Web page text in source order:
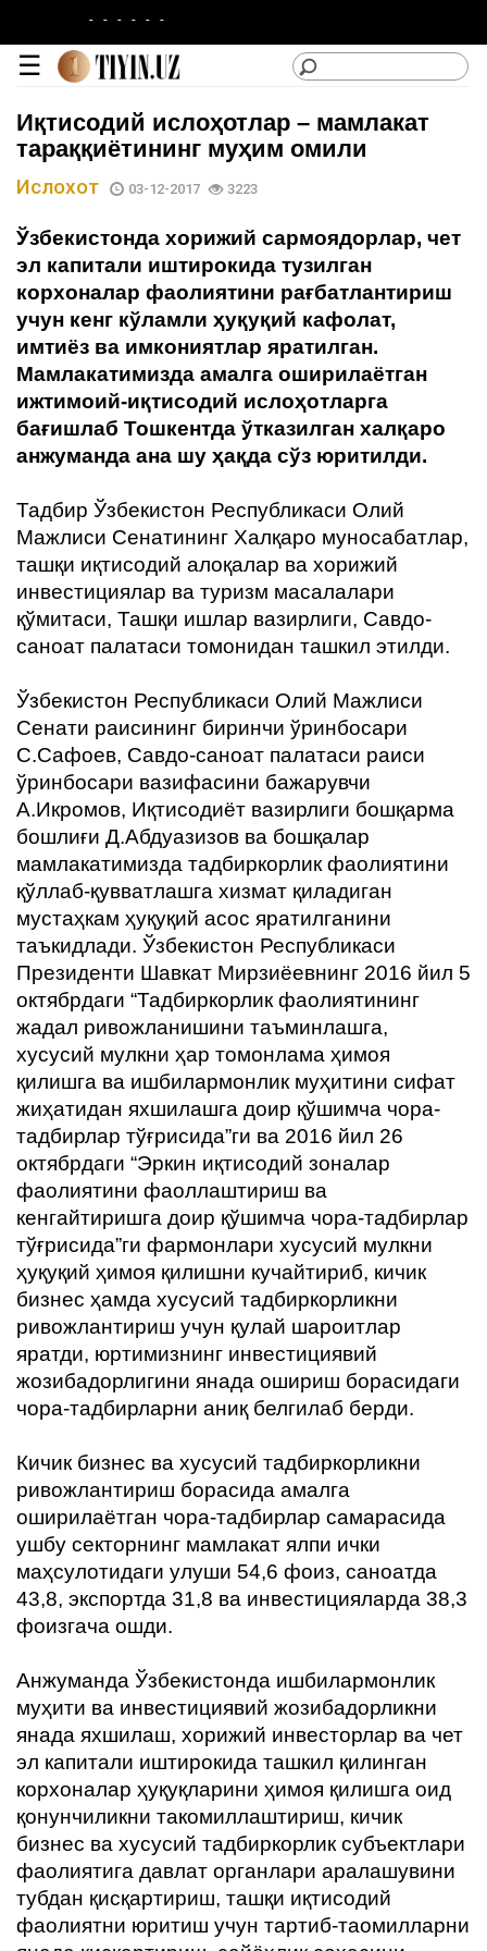
|
кирилл
Категориялар
Сайтдан
Фойдаланиш
ҳақида
Алоқа
☰
Иқтисодий ислоҳотлар – мамлакат
тараққиётининг муҳим омили
Ислохот 03-12-2017 3223
Ўзбекистонда хорижий сармоядорлар, чет
эл капитали иштирокида тузилган
корхоналар фаолиятини рағбатлантириш
учун кенг кўламли ҳуқуқий кафолат,
имтиёз ва имкониятлар яратилган.
Мамлакатимизда амалга оширилаётган
ижтимоий-иқтисодий ислоҳотларга
бағишлаб Тошкентда ўтказилган халқаро
анжуманда ана шу ҳақда сўз юритилди.
Тадбир Ўзбекистон Республикаси Олий
Мажлиси Сенатининг Халқаро муносабатлар,
ташқи иқтисодий алоқалар ва хорижий
инвестициялар ва туризм масалалари
қўмитаси, Ташқи ишлар вазирлиги, Савдо-
саноат палатаси томонидан ташкил этилди.
Ўзбекистон Республикаси Олий Мажлиси
Сенати раисининг биринчи ўринбосари
С.Сафоев, Савдо-саноат палатаси раиси
ўринбосари вазифасини бажарувчи
А.Икромов, Иқтисодиёт вазирлиги бошқарма
бошлиғи Д.Абдуазизов ва бошқалар
мамлакатимизда тадбиркорлик фаолиятини
қўллаб-қувватлашга хизмат қиладиган
мустаҳкам ҳуқуқий асос яратилганини
таъкидлади. Ўзбекистон Республикаси
Президенти Шавкат Мирзиёевнинг 2016 йил 5
октябрдаги “Тадбиркорлик фаолиятининг
жадал ривожланишини таъминлашга,
хусусий мулкни ҳар томонлама ҳимоя
қилишга ва ишбилармонлик муҳитини сифат
жиҳатидан яхшилашга доир қўшимча чора-
тадбирлар тўғрисида”ги ва 2016 йил 26
октябрдаги “Эркин иқтисодий зоналар
фаолиятини фаоллаштириш ва
кенгайтиришга доир қўшимча чора-тадбирлар
тўғрисида”ги фармонлари хусусий мулкни
ҳуқуқий ҳимоя қилишни кучайтириб, кичик
бизнес ҳамда хусусий тадбиркорликни
ривожлантириш учун қулай шароитлар
яратди, юртимизнинг инвестициявий
жозибадорлигини янада ошириш борасидаги
чора-тадбирларни аниқ белгилаб берди.
Кичик бизнес ва хусусий тадбиркорликни
ривожлантириш борасида амалга
оширилаётган чора-тадбирлар самарасида
ушбу секторнинг мамлакат ялпи ички
маҳсулотидаги улуши 54,6 фоиз, саноатда
43,8, экспортда 31,8 ва инвестицияларда 38,3
фоизгача ошди.
Анжуманда Ўзбекистонда ишбилармонлик
муҳити ва инвестициявий жозибадорликни
янада яхшилаш, хорижий инвесторлар ва чет
эл капитали иштирокида ташкил қилинган
корхоналар ҳуқуқларини ҳимоя қилишга оид
қонунчиликни такомиллаштириш, кичик
бизнес ва хусусий тадбиркорлик субъектлари
фаолиятига давлат органлари аралашувини
тубдан қисқартириш, ташқи иқтисодий
фаолиятни юритиш учун тартиб-таомилларни